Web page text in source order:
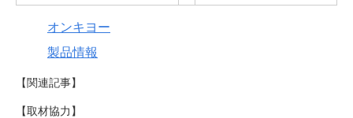
オンキヨー
製品情報
【関連記事】
【取材協力】